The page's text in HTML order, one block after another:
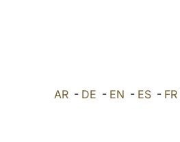
AR - DE - EN - ES - FR